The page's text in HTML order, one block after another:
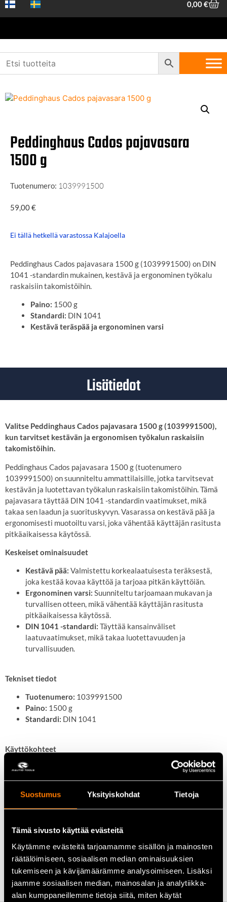
Suostumus Yksityiskohdat Tietoja
Tämä sivusto käyttää evästeitä
Käytämme evästeitä tarjoamamme sisällön ja mainosten
räätälöimiseen, sosiaalisen median ominaisuuksien
tukemiseen ja kävijämäärämme analysoimiseen. Lisäksi
jaamme sosiaalisen median, mainosalan ja analytiikka-
alan kumppaneillemme tietoja siitä, miten käytät
0,00€
Etusivu Koneet ja työkalut Vasarat/ Peddinghaus
Peddinghaus Cados pajavasara
1500 g
Tuotenumero: 1039991500
59,00€
Ei tällä hetkellä varastossa Kalajoella
Peddinghaus Cados pajavasara 1500 g (1039991500) on DIN
1041 -standardin mukainen, kestävä ja ergonominen työkalu
raskaisiin takomistöihin.
Paino: 1500 g
Standardi: DIN 1041
Kestävä teräspää ja ergonominen varsi
Lisätiedot
Valitse Peddinghaus Cados pajavasara 1500 g (1039991500),
kun tarvitset kestävän ja ergonomisen työkalun raskaisiin
takomistöihin.
Peddinghaus Cados pajavasara 1500 g (tuotenumero
1039991500) on suunniteltu ammattilaisille, jotka tarvitsevat
kestävän ja luotettavan työkalun raskaisiin takomistöihin. Tämä
pajavasara täyttää DIN 1041 -standardin vaatimukset, mikä
takaa sen laadun ja suorituskyvyn. Vasarassa on kestävä pää ja
ergonomisesti muotoiltu varsi, joka vähentää käyttäjän rasitusta
pitkäaikaisessa käytössä.
Keskeiset ominaisuudet
Kestävä pää: Valmistettu korkealaatuisesta teräksestä,
joka kestää kovaa käyttöä ja tarjoaa pitkän käyttöiän.
Ergonominen varsi: Suunniteltu tarjoamaan mukavan ja
turvallisen otteen, mikä vähentää käyttäjän rasitusta
pitkäaikaisessa käytössä.
DIN 1041 -standardi: Täyttää kansainväliset
laatuvaatimukset, mikä takaa luotettavuuden ja
turvallisuuden.
Tekniset tiedot
Tuotenumero: 1039991500
Paino: 1500 g
Standardi: DIN 1041
Käyttökohteet
Takomistyöt:
Soveltuu erinomaisesti metallin
muokkaamiseen ja muotoiluun.
Käytettävissä erilaisissa
rakennusprojekteissa, joissa tarvitaan raskasta vasaraa.
Teollisuus:Sopii teollisuuden kunnossapito- ja
työkalua.
Kaikki vasarat löydät täältä